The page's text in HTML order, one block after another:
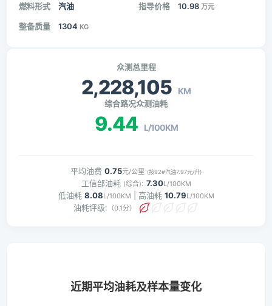
燃料形式 汽油 指导价格 10.98 万元
整备质量 1304 KG
众测总里程
2,228,105 KM
综合路况众测油耗
9.44 L/100KM
平均油费 0.75元/公里 (按92#汽油7.97元/升)
工信部油耗 (综合): 7.30L/100KM
低油耗 8.08L/100KM | 高油耗 10.79L/100KM
油耗评级: （0.1分）